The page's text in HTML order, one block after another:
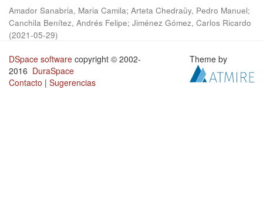
Amador Sanabria, Maria Camila; Arteta Chedraüy, Pedro Manuel;
Canchila Benítez, Andrés Felipe; Jiménez Gómez, Carlos Ricardo
(2021-05-29)
DSpace software copyright © 2002-
2016 DuraSpace
Contacto | Sugerencias
Theme by